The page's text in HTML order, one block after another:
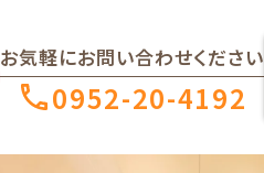
お気軽にお問い合わせください
0952-20-4192